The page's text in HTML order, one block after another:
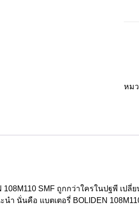
หม
108M110 SMF ถูกกว่าใครในปฐพี เ
ำ นั่นคือ แบตเตอรี่ BOLIDEN